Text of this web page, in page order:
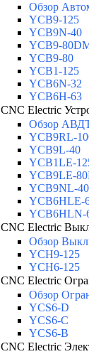
Обзор
YCB9-125
YCB9N-40
YCB9-
YCB9-80
YCB1-125
YCB6N-32
YCB6H-63
CNC Electric
Обзор
YCB9RL-
YCB9L-40
YCB1LE-
YCB9LE-
YCB9NL-40
YCB6HLE-
YCB6HLN-
CNC Electric
Обзор
YCH9-125
YCH6-125
CNC Electric
Обзор
YCS6-D
YCS6-C
YCS6-B
CNC Electric